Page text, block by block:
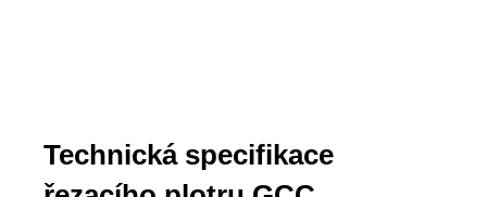
Technická specifikace